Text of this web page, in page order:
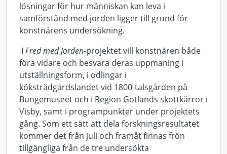
lösningar för hur människan kan leva i
samförstånd med jorden ligger till grund för
konstnärens undersökning.
I Fred med Jorden-projektet vill konstnären både
föra vidare och besvara deras uppmaning i
utställningsform, i odlingar i
köksträdgårdslandet vid 1800-talsgården på
Bungemuseet och i Region Gotlands skottkärror i
Visby, samt i programpunkter under projektets
gång. Som ett sätt att dela forskningsresultatet
kommer det från juli och framåt finnas frön
tillgängliga från de tre undersökta